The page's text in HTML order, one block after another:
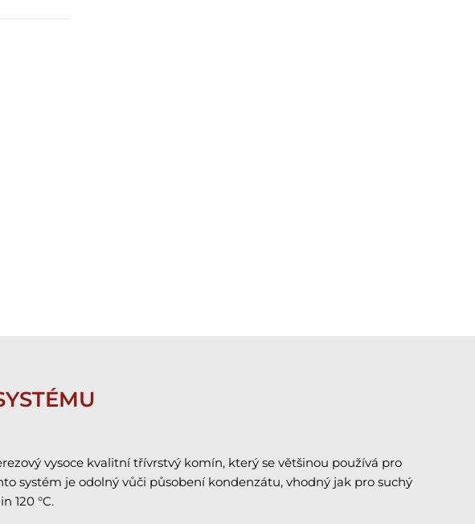
vysoce kvalitní třívrstvý komín, který se většinou používá pro
systém je odolný vůči působení kondenzátu, vhodný jak pro suchý
120 °C.